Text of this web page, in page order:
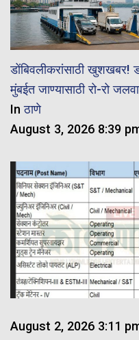
डोंबिवलीकरांसाठी खुशखबर!
मुंबईत जाण्यासाठी रो-रो
Inठाणे
August 3, 2026 8:39
August 2, 2026 3:11